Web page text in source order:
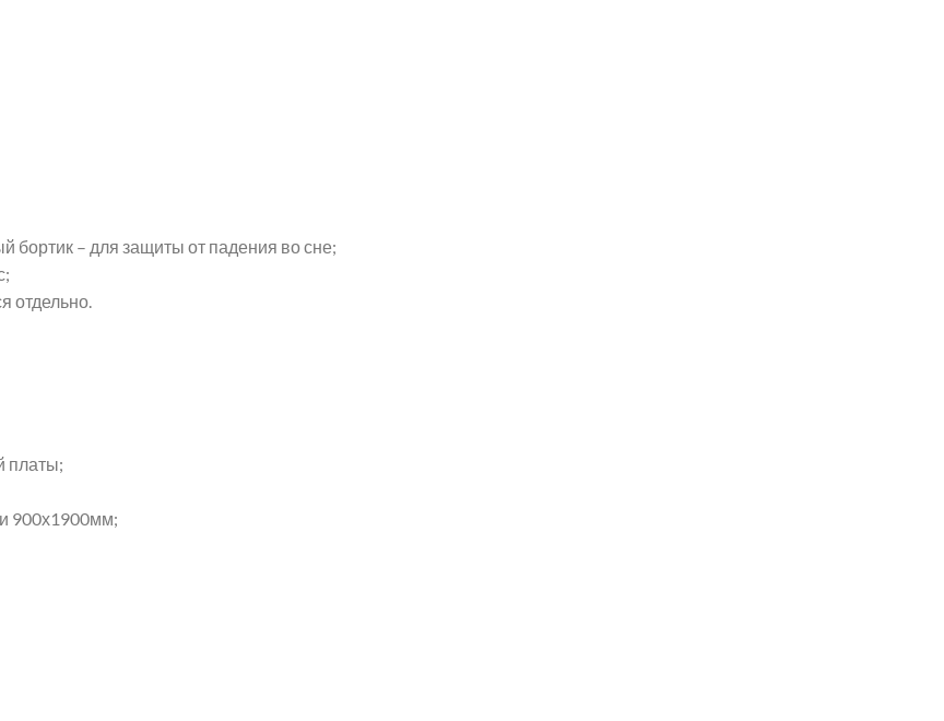
бортик – для защиты от падения во сне;
отдельно.
платы;
900х1900мм;